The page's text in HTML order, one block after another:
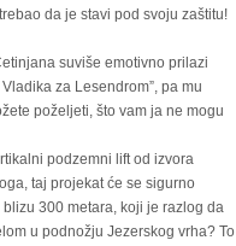
da je stavi pod svoju zaštitu!
suviše emotivno prilazi
za Lesendrom”, pa mu
poželjeti, što vam ja ne mogu
podzemni lift od izvora
taj projekat će se sigurno
300 metara, koji je razlog da
u podnožju Jezerskog vrha? To